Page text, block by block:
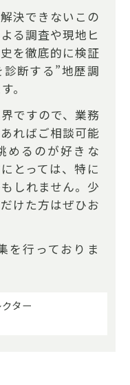
決できないこの
る調査や現地ヒ
を徹底的に検証
断する”地歴調
。
ですので、業務
ればご相談可能
めるのが好きな
とっては、特に
しれません。少
けた方はぜひお
を行っておりま
ター